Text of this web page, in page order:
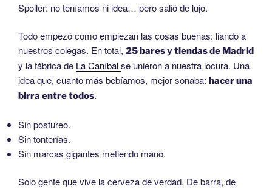
Spoiler: no teníamos ni idea… pero salió de lujo.
Todo empezó como empiezan las cosas buenas: liando a
nuestros colegas. En total, 25 bares y tiendas de Madrid
y la fábrica de La Caníbalse unieron a nuestra locura. Una
idea que, cuanto más bebíamos, mejor sonaba: hacer una
birra entre todos.
Sin postureo.
Sin tonterías.
Sin marcas gigantes metiendo mano.
Solo gente que vive la cerveza de verdad. De barra, de